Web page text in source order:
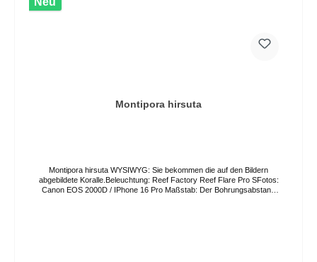
Montipora hirsuta
Montipora hirsuta WYSIWYG: Sie bekommen die auf den Bildern
abgebildete Koralle.Beleuchtung: Reef Factory Reef Flare Pro SFotos:
Canon EOS 2000D / IPhone 16 Pro Maßstab: Der Bohrungsabstand